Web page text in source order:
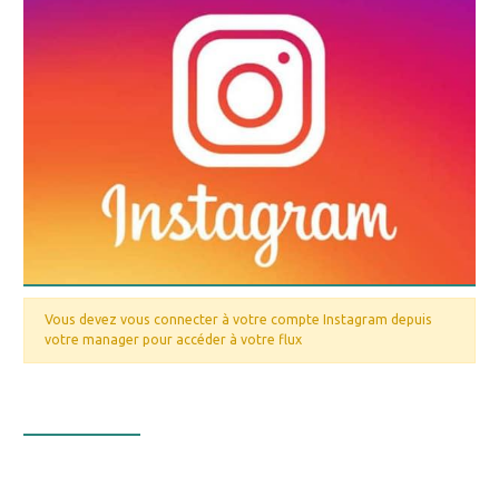
Vous devez vous connecter à votre compte Instagram depuis
votre manager pour accéder à votre flux